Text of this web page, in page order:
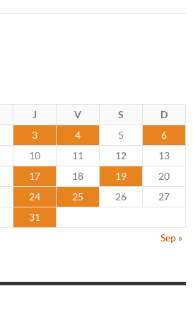
J V S
D
3 4 5
6
10 11 12
13
17 18 19
20
24 25 26
27
31
Sep »